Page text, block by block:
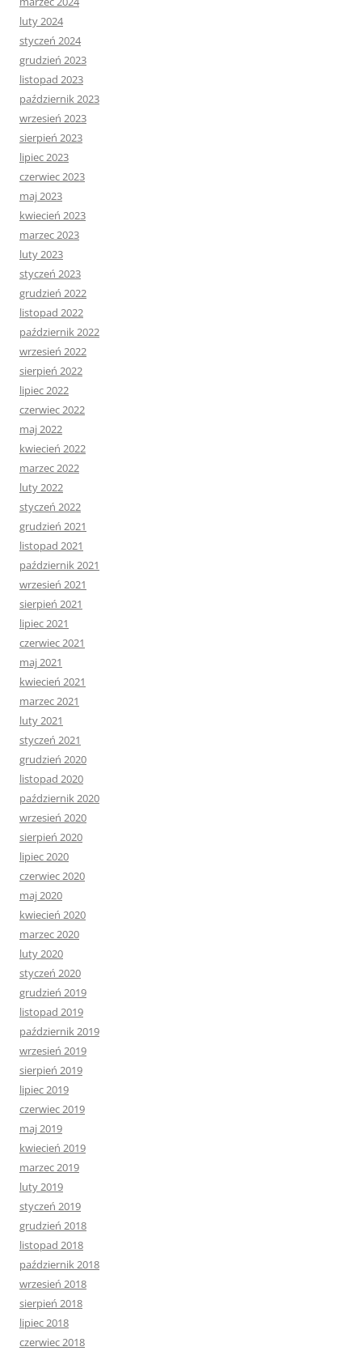
luty 2024
styczeń 2024
grudzień 2023
listopad 2023
październik 2023
wrzesień 2023
sierpień 2023
lipiec 2023
czerwiec 2023
maj 2023
kwiecień 2023
marzec 2023
luty 2023
styczeń 2023
grudzień 2022
listopad 2022
październik 2022
wrzesień 2022
sierpień 2022
lipiec 2022
czerwiec 2022
maj 2022
kwiecień 2022
marzec 2022
luty 2022
styczeń 2022
grudzień 2021
listopad 2021
październik 2021
wrzesień 2021
sierpień 2021
lipiec 2021
czerwiec 2021
maj 2021
kwiecień 2021
marzec 2021
luty 2021
styczeń 2021
grudzień 2020
listopad 2020
październik 2020
wrzesień 2020
sierpień 2020
lipiec 2020
czerwiec 2020
maj 2020
kwiecień 2020
marzec 2020
luty 2020
styczeń 2020
grudzień 2019
listopad 2019
październik 2019
wrzesień 2019
sierpień 2019
lipiec 2019
czerwiec 2019
maj 2019
kwiecień 2019
marzec 2019
luty 2019
styczeń 2019
grudzień 2018
listopad 2018
październik 2018
wrzesień 2018
sierpień 2018
lipiec 2018
czerwiec 2018